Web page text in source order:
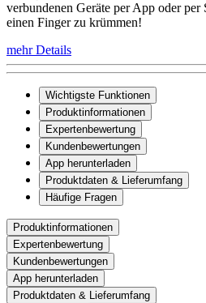
verbundenen Geräte per App oder per
einen Finger zu krümmen!
mehr Details
Wichtigste Funktionen
Produktinformationen
Expertenbewertung
Kundenbewertungen
App herunterladen
Produktdaten & Lieferumfang
Häufige Fragen
Produktinformationen
Expertenbewertung
Kundenbewertungen
App herunterladen
Produktdaten & Lieferumfang